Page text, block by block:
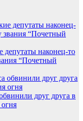
депутаты наконец-то
“Почетный
друг друга в